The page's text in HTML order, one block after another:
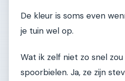
De kleur is soms even
je tuin wel op.
Wat ik zelf niet zo snel
spoorbielen. Ja, ze zijn